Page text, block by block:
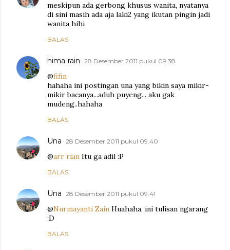
meskipun ada gerbong khusus wanita, nyatanya
di sini masih ada aja laki2 yang ikutan pingin jadi
wanita hihi
BALAS
hima-rain 28 Desember 2011 pukul 09.38
@fifin
hahaha ini postingan una yang bikin saya mikir-
mikir bacanya...aduh puyeng... aku gak
mudeng..hahaha
BALAS
Una 28 Desember 2011 pukul 09.40
@arr rian Itu ga adil :P
BALAS
Una 28 Desember 2011 pukul 09.41
@Nurmayanti Zain Huahaha, ini tulisan ngarang
:D
BALAS